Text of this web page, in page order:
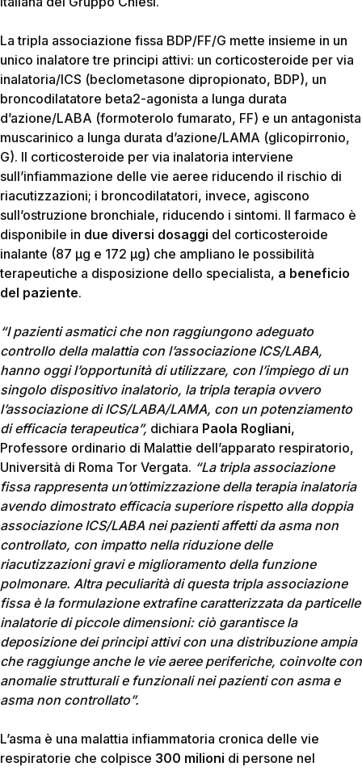
La tripla associazione fissa BDP/FF/G mette insieme in un
unico inalatore tre principi attivi: un corticosteroide per via
inalatoria/ICS (beclometasone dipropionato, BDP), un
broncodilatatore beta2-agonista a lunga durata
d’azione/LABA (formoterolo fumarato, FF) e un antagonista
muscarinico a lunga durata d’azione/LAMA (glicopirronio,
G). Il corticosteroide per via inalatoria interviene
sull’infiammazione delle vie aeree riducendo il rischio di
riacutizzazioni; i broncodilatatori, invece, agiscono
sull’ostruzione bronchiale, riducendo i sintomi. Il farmaco è
disponibile in due diversi dosaggi del corticosteroide
inalante (87 μg e 172 μg) che ampliano le possibilità
terapeutiche a disposizione dello specialista, a beneficio
del paziente.
“I pazienti asmatici che non raggiungono adeguato
controllo della malattia con l’associazione ICS/LABA,
hanno oggi l’opportunità di utilizzare, con l’impiego di un
singolo dispositivo inalatorio, la tripla terapia ovvero
l’associazione di ICS/LABA/LAMA, con un potenziamento
di efficacia terapeutica”, dichiara Paola Rogliani,
Professore ordinario di Malattie dell’apparato respiratorio,
Università di Roma Tor Vergata. “La tripla associazione
fissa rappresenta un’ottimizzazione della terapia inalatoria
avendo dimostrato efficacia superiore rispetto alla doppia
associazione ICS/LABA nei pazienti affetti da asma non
controllato, con impatto nella riduzione delle
riacutizzazioni gravi e miglioramento della funzione
polmonare. Altra peculiarità di questa tripla associazione
fissa è la formulazione extrafine caratterizzata da particelle
inalatorie di piccole dimensioni: ciò garantisce la
deposizione dei principi attivi con una distribuzione ampia
che raggiunge anche le vie aeree periferiche, coinvolte con
anomalie strutturali e funzionali nei pazienti con asma e
asma non controllato”.
L’asma è una malattia infiammatoria cronica delle vie
respiratorie che colpisce 300 milioni di persone nel